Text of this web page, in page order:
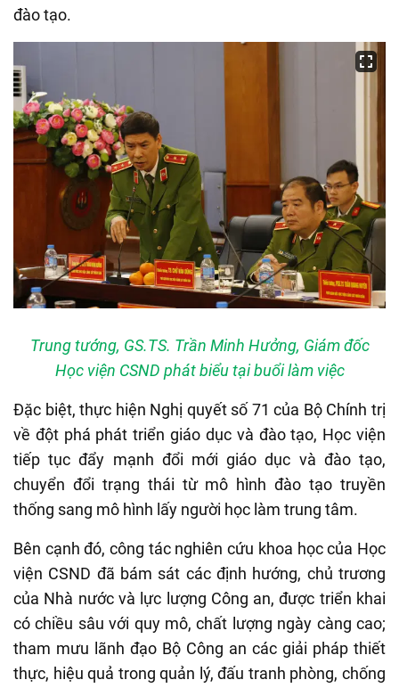
đào tạo.
Trung tướng, GS.TS. Trần Minh Hưởng, Giám đốc
Học viện CSND phát biểu tại buổi làm việc
Đặc biệt, thực hiện Nghị quyết số 71 của Bộ Chính trị
về đột phá phát triểngiáo dục và đào tạo, Học viện
tiếp tục đẩy mạnh đổi mới giáo dục và đào tạo,
chuyển đổi trạng thái từ mô hình đào tạo truyền
thống sang mô hình lấy người học làm trung tâm.
Bên cạnh đó, công tác nghiên cứu khoa học của Học
viện CSND đã bám sát các định hướng, chủ trương
của Nhà nước và lực lượng Công an, được triển khai
có chiều sâu với quy mô, chất lượng ngày càng cao;
tham mưu lãnh đạo Bộ Công an các giải pháp thiết
thực, hiệu quả trong quản lý, đấu tranh phòng, chống